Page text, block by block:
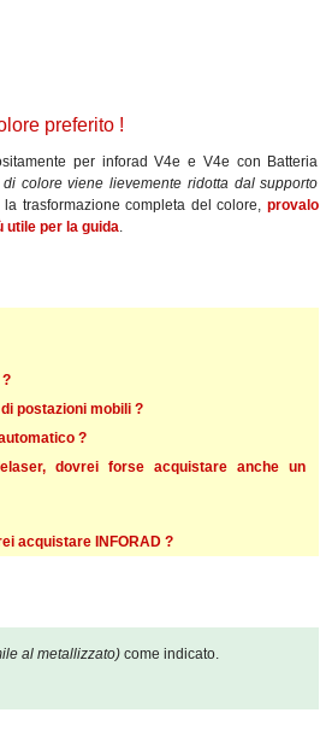
preferito !
per inforad V4e e V4e con Batteria
colore viene lievemente ridotta dal supporto
trasformazione completa del colore, provalo
utile per la guida
postazioni mobili ?
?
dovrei forse acquistare anche un
acquistare INFORAD ?
al metallizzato)come indicato.